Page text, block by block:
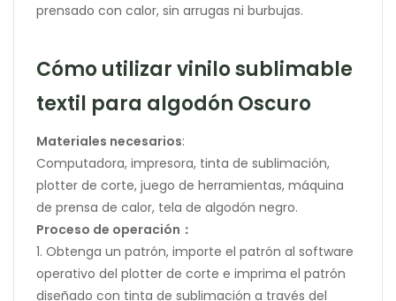
prensado con calor, sin arrugas ni burbujas.
Cómo utilizar vinilo sublimable
textil para algodón Oscuro
Materiales necesarios:
Computadora, impresora, tinta de sublimación,
plotter de corte, juego de herramientas, máquina
de prensa de calor, tela de algodón negro.
Proceso de operación：
1. Obtenga un patrón, importe el patrón al software
operativo del plotter de corte e imprima el patrón
diseñado con tinta de sublimación a través del